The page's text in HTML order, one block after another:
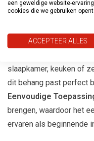
Casual Living is
uitstraling bieden.
slaapkamer, keuken of
dit behang past perfect
Eenvoudige
brengen, waardoor het
ervaren als beginnende
een geweldige website-
cookies die we gebruiken
ACCEPTEER ALLES